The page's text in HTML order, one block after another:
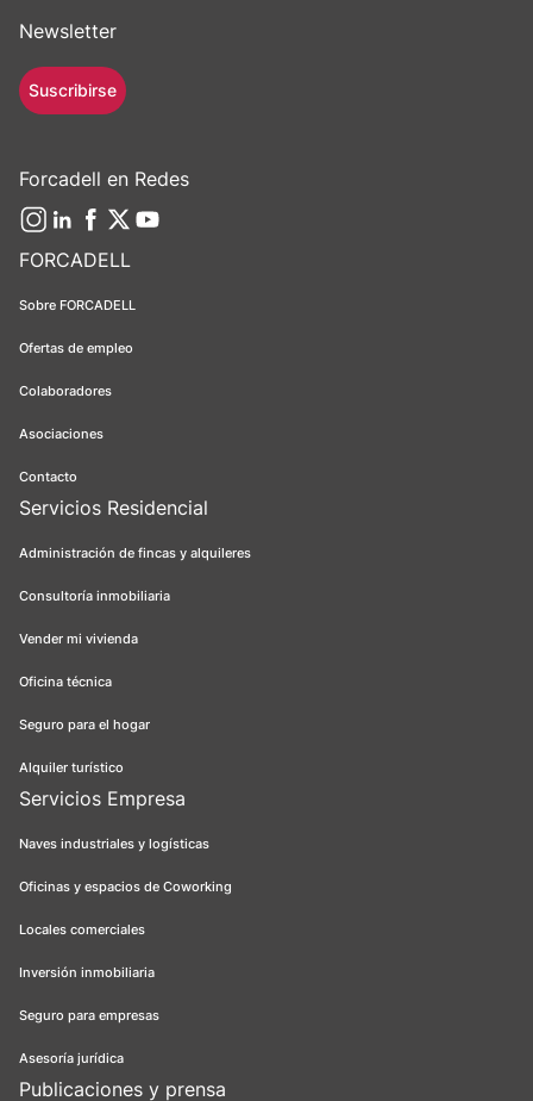
FORCADELL
Sobre FORCADELL
Ofertas de empleo
Colaboradores
Asociaciones
Contacto
Servicios Residencial
Administración de fincas y alquileres
Consultoría inmobiliaria
Vender mi vivienda
Oficina técnica
Seguro para el hogar
Alquiler turístico
Servicios Empresa
Naves industriales y logísticas
Oficinas y espacios de Coworking
Locales comerciales
Inversión inmobiliaria
Seguro para empresas
Asesoría jurídica
Publicaciones y prensa
Newsletter
Suscribirse
Forcadell en Redes